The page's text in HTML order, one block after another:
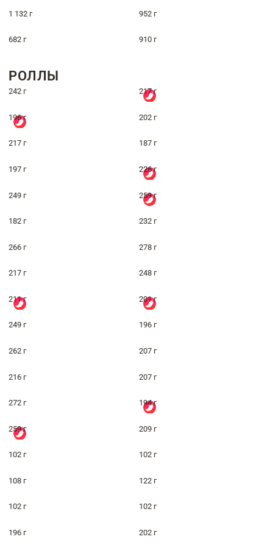
1 132 г 952 г
682 г 910 г
РОЛЛЫ
242 г 217 г
196 г 202 г
217 г 187 г
197 г 226 г
249 г 259 г
182 г 232 г
266 г 278 г
217 г 248 г
211 г 201 г
249 г 196 г
262 г 207 г
216 г 207 г
272 г 194 г
259 г 209 г
102 г 102 г
108 г 122 г
102 г 102 г
196 г 202 г